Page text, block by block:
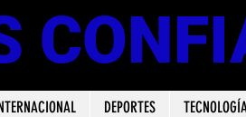
DEPORTES